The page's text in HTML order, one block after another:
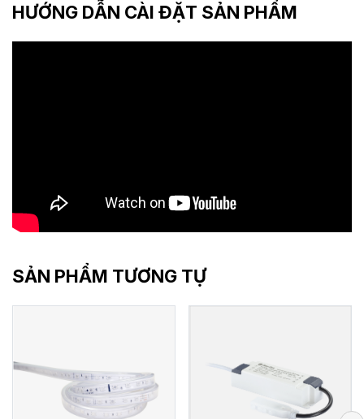
HƯỚNG DẪN CÀI ĐẶT SẢN PHẨM
SẢN PHẨM TƯƠNG TỰ